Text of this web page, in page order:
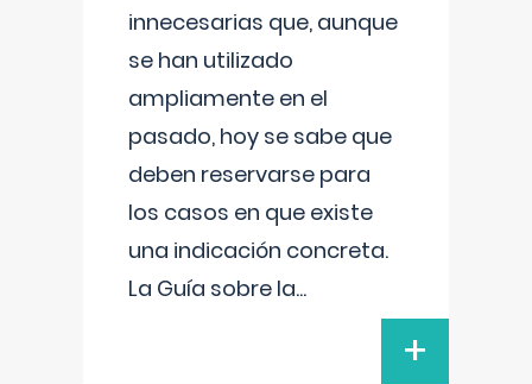
innecesarias que, aunque
se han utilizado
ampliamente en el
pasado, hoy se sabe que
deben reservarse para
los casos en que existe
una indicación concreta.
La Guía sobre la...
+